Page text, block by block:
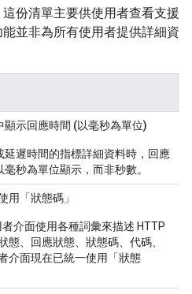
份清單主要供使用者查看支援
並非為所有使用者提供詳細資
顯示回應時間 (以毫秒為單位)
延遲時間的指標詳細資料時，回應
秒為單位顯示，而非秒數。
用「狀態碼」
介面使用各種詞彙來描述 HTTP
態、回應狀態、狀態碼、代碼、
介面現在已統一使用「狀態